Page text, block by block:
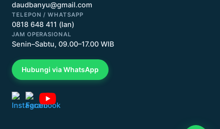
daudbanyu@gmail.com
TELEPON / WHATSAPP
0818 648 411 (Ian)
JAM OPERASIONAL
Senin–Sabtu, 09.00–17.00 WIB
Hubungi via WhatsApp